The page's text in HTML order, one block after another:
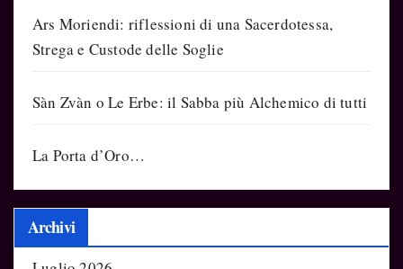
Ars Moriendi: riflessioni di una Sacerdotessa,
Strega e Custode delle Soglie
Sàn Zvàn o Le Erbe: il Sabba più Alchemico di tutti
La Porta d’Oro…
Archivi